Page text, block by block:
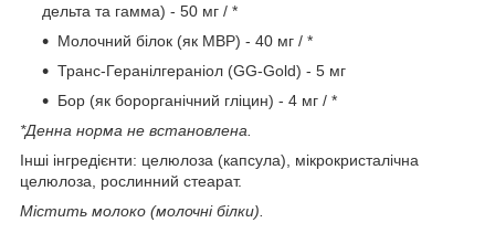
дельта та гамма) - 50 мг / *
Молочний білок (як MBP) - 40 мг / *
Транс-Геранілгераніол (GG-Gold) - 5 мг
Бор (як борорганічний гліцин) - 4 мг / *
*Денна норма не встановлена.
Інші інгредієнти: целюлоза (капсула), мікрокристалічна
целюлоза, рослинний стеарат.
Містить молоко (молочні білки).